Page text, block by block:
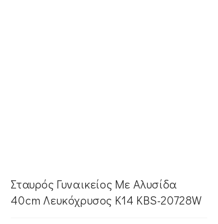
Σταυρός Γυναικείος Με Αλυσίδα
40cm Λευκόχρυσος Κ14 KBS-20728W